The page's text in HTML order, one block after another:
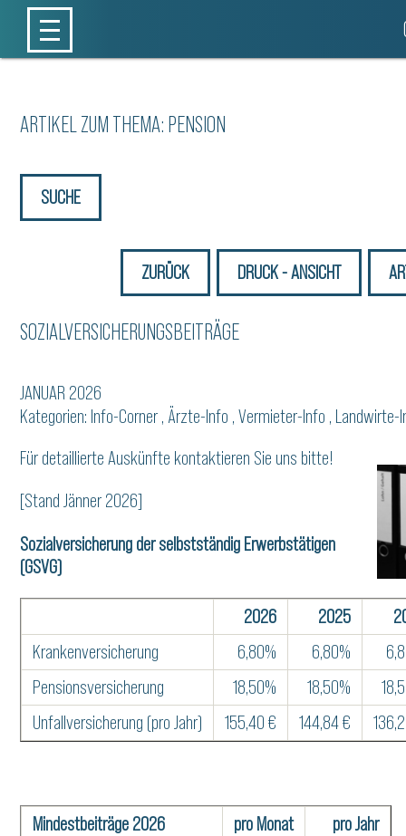
ARTIKEL ZUM THEMA: PENSION
SUCHE
ZURÜCK DRUCK - ANSICHT
SOZIALVERSICHERUNGSBEITRÄGE
JANUAR 2026
Kategorien: Info-Corner , Ärzte-Info ,Vermieter-Info , Landwirte-
Für detaillierte Auskünfte kontaktieren Sie uns bitte!
[Stand Jänner 2026]
Sozialversicherung der selbstständig Erwerbstätigen
(GSVG)
2026 2025
Krankenversicherung
6,80% 6,80%
Pensionsversicherung
18,50% 18,50%
Unfallversicherung (pro Jahr)
155,40 € 144,84 €
Mindestbeiträge 2026 pro Monat
pro Jahr